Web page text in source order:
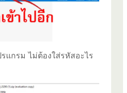
แกรม ไม่ต้องใส่รหัสอะไร